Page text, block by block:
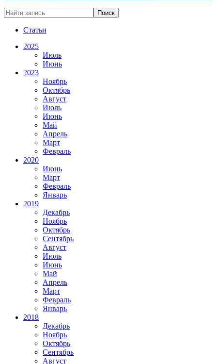
Статьи
2025
Июль
Июнь
2023
Ноябрь
Октябрь
Август
Июль
Июнь
Май
Апрель
Март
Февраль
2020
Июнь
Март
Февраль
Январь
2019
Декабрь
Ноябрь
Октябрь
Сентябрь
Август
Июль
Июнь
Май
Апрель
Март
Февраль
Январь
2018
Декабрь
Ноябрь
Октябрь
Сентябрь
Август